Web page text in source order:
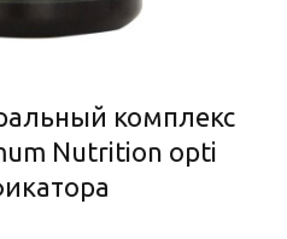
комплекс
Nutrition opti